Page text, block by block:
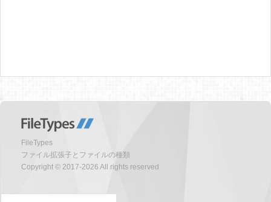
FileTypes
ファイル拡張子とファイルの種類
Copyright © 2017-2026 All rights reserved